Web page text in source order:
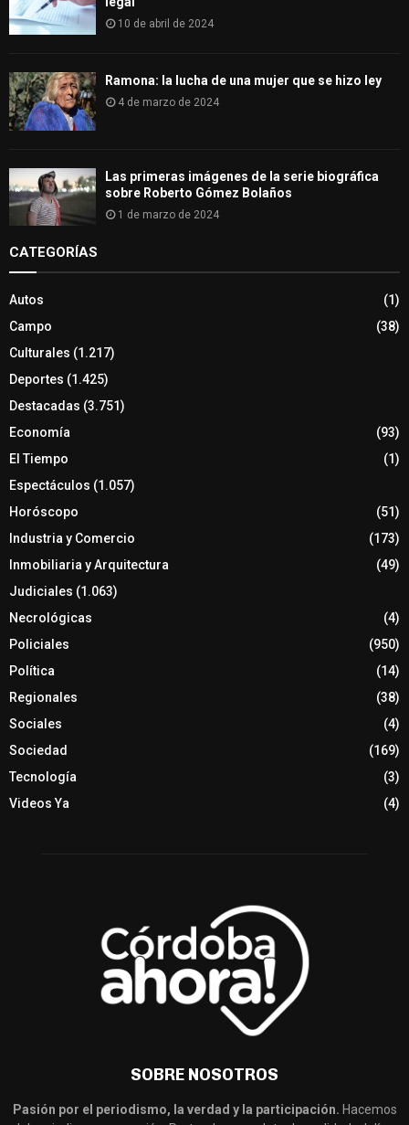
10 de abril de 2024
Ramona: la lucha de una mujer que se hizo ley
4 de marzo de 2024
Las primeras imágenes de la serie biográfica
sobre Roberto Gómez Bolaños
1 de marzo de 2024
CATEGORÍAS
Autos
(1)
Campo
(38)
Culturales (1.217)
Deportes (1.425)
Destacadas (3.751)
Economía
(93)
El Tiempo
(1)
Espectáculos (1.057)
Horóscopo
(51)
Industria y Comercio
(173)
Inmobiliaria y Arquitectura
(49)
Judiciales (1.063)
Necrológicas
(4)
Policiales
(950)
Política
(14)
Regionales
(38)
Sociales
(4)
Sociedad
(169)
Tecnología
(3)
Videos Ya
(4)
SOBRE NOSOTROS
Pasión por el periodismo, la verdad y la participación. Hacemos